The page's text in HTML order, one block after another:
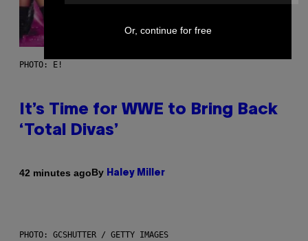
PHOTO: E!
It’s Time for WWE to Bring Back
‘Total Divas’
42 minutes agoBy Haley Miller
PHOTO: GCSHUTTER / GETTY IMAGES
Or, continue for free